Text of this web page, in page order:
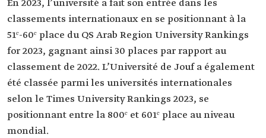
En 2023, l’université a fait son entrée dans les
classements internationaux en se positionnant à la
51ᵉ-60ᵉ place du QS Arab Region University Rankings
for 2023, gagnant ainsi 30 places par rapport au
classement de 2022. L’Université de Jouf a également
été classée parmi les universités internationales
selon le Times University Rankings 2023, se
positionnant entre la 800ᵉ et 601ᵉ place au niveau
mondial.